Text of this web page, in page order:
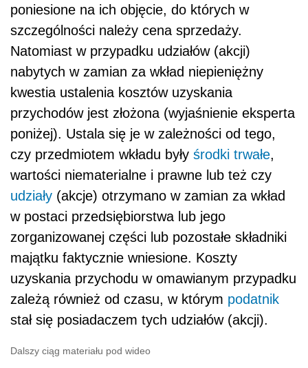
poniesione na ich objęcie, do których w
szczególności należy cena sprzedaży.
Natomiast w przypadku udziałów (akcji)
nabytych w zamian za wkład niepieniężny
kwestia ustalenia kosztów uzyskania
przychodów jest złożona (wyjaśnienie eksperta
poniżej). Ustala się je w zależności od tego,
czy przedmiotem wkładu były środki trwałe,
wartości niematerialne i prawne lub też czy
udziały (akcje) otrzymano w zamian za wkład
w postaci przedsiębiorstwa lub jego
zorganizowanej części lub pozostałe składniki
majątku faktycznie wniesione. Koszty
uzyskania przychodu w omawianym przypadku
zależą również od czasu, w którym podatnik
stał się posiadaczem tych udziałów (akcji).
Dalszy ciąg materiału pod wideo